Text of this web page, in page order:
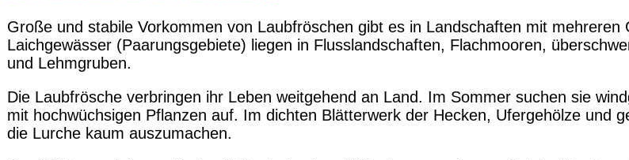
Große und stabile Vorkommen von Laubfröschen gibt es in Landschaften mit mehreren
Laichgewässer (Paarungsgebiete) liegen in Flusslandschaften, Flachmooren,
und Lehmgruben.
Die Laubfrösche verbringen ihr Leben weitgehend an Land. Im Sommer suchen sie
mit hochwüchsigen Pflanzen auf. Im dichten Blätterwerk der Hecken, Ufergehölze und
die Lurche kaum auszumachen.